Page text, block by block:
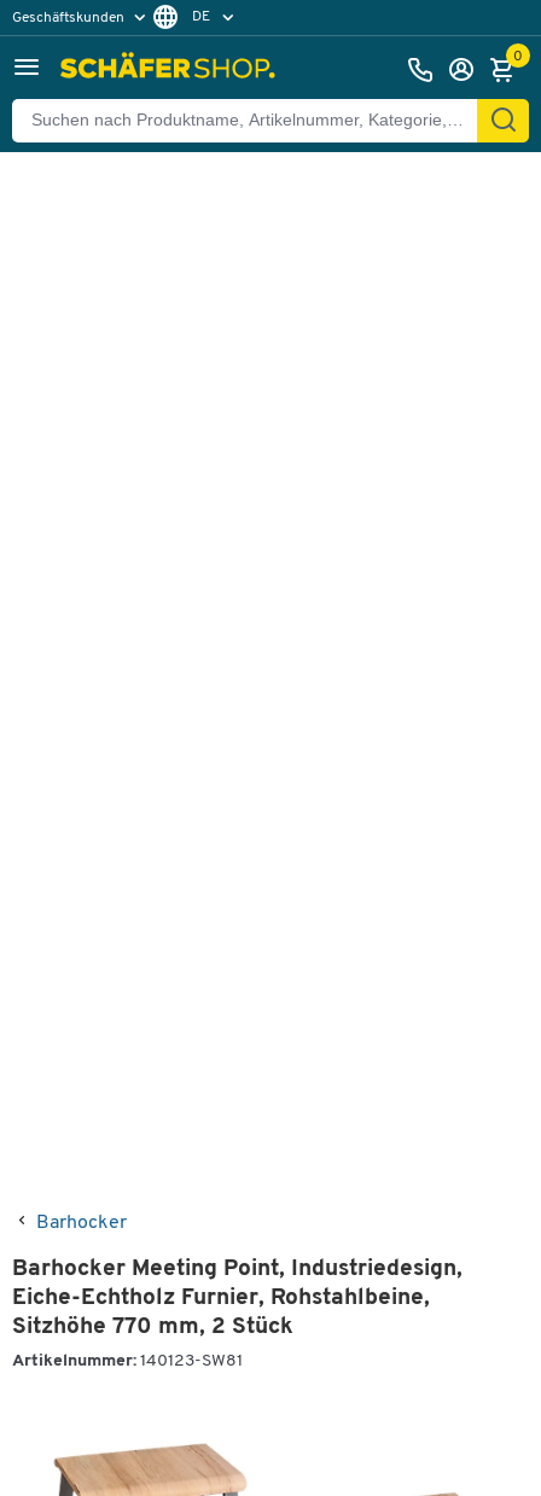
Geschäftskunden DE
0
Barhocker
Barhocker Meeting Point, Industriedesign,
Eiche-Echtholz Furnier, Rohstahlbeine,
Sitzhöhe 770 mm, 2 Stück
Artikelnummer: 140123-SW81
Zurück